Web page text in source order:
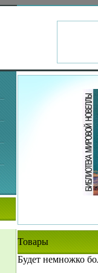
Товары
Будет немножко